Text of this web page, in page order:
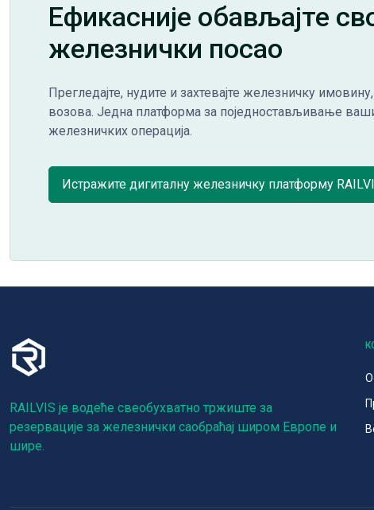
Ефикасније обављајте
железнички посао
Прегледајте, нудите и захтевајте железничку
возова. Једна платформа за поједностављивање
железничких операција.
Истражите дигиталну железничку платформу
RAILVIS је водеће свеобухватно тржиште за
резервације за железнички саобраћај широм Европе и
шире.
О